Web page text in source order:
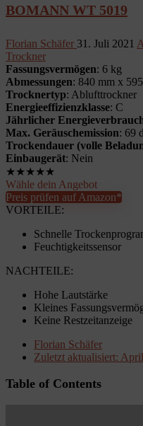
BOMANN WT 5019
Florian Schäfer 31. Juli 2021
Trockner
Fassungsvermögen: 6 kg
Abmessungen: 840 mm x
Trocknertyp: Ablufttrockner
Energieeffizienzklasse: C
Jährlicher
Max. Geräuschemission: 69
Trockendauer (volle
Einbaugerät: Nein
★★★★★
Wähle dein Angebot
Preis prüfen auf Amazon*
VORTEILE:
Schnelle
Feuchtigkeitssensor
NACHTEILE:
Hohe Lautstärke
Kleines
Keine Restzeitanzeige
Florian Schäfer
Zuletzt aktualisiert:
Table of Contents